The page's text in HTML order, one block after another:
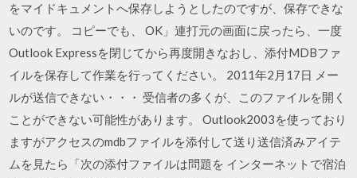
をマイドキュメントへ保存しようとしたのですが、保存できな
いのです。 コピーでも、 OK」連打元の画面に戻ったら、一度
Outlook Expressを閉じてから再度開きなおし、添付MDBファ
イルを保存して作業を行ってください。 2011年2月17日 メー
ルが送信できない・・・ 受信者の多くが、このファイルを開く
ことができない可能性があります。 Outlook2003を使っており
ますがアクセスのmdbファイルを添付して送り送信済みアイテ
ムを見たら「次の添付ファイルは問題を インターネットで宿泊